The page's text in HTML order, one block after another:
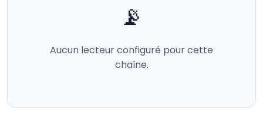
📡
Aucun lecteur configuré pour cette
chaîne.